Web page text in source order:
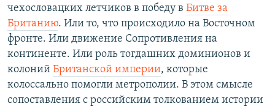
чехословацких летчиков в победу в Битве за
Британию. Или то, что происходило на Восточном
фронте. Или движение Сопротивления на
континенте. Или роль тогдашних доминионов и
колоний Британской империи, которые
колоссально помогли метрополии. В этом смысле
сопоставления с российским толкованием истории